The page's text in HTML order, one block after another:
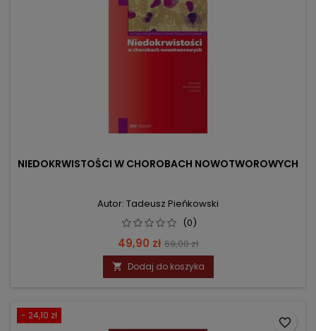
NIEDOKRWISTOŚCI W CHOROBACH NOWOTWOROWYCH
Autor: Tadeusz Pieńkowski
(0)
Cena
49,90 zł Cena
podstawowa
69,00 zł
 Dodaj do koszyka
- 24,10 zł
favorite_border